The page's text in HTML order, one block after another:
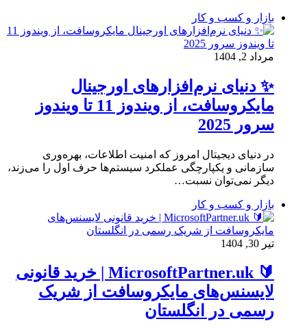
بازار و کسب و کار
مرداد 2, 1404
✨ دنیای نرم‌افزارهای اورجینال
مایکروسافت، از ویندوز 11 تا ویندوز
سرور 2025
در دنیای دیجیتال امروز که امنیت اطلاعات، بهره‌وری
سازمانی و یکپارچگی عملکرد سیستم‌ها حرف اول را می‌زند،
دیگر نمی‌توان نسبت…
بازار و کسب و کار
تیر 30, 1404
🔰 MicrosoftPartner.uk | خرید قانونی
لایسنس‌های مایکروسافت از شریک
رسمی در انگلستان